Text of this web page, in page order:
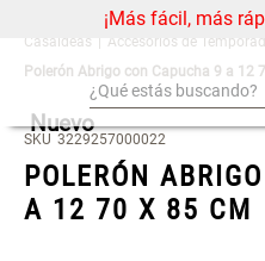
¡Más fácil, más
¿Qué estás
¿Qué estás buscando?
Accesorios de
Polerón Abrigo con Capucha 9 a 12
Nuevo
SKU 3229257000022
POLERÓN
A 12 70 X 85 CM
Organizador
Alfombra
Cojin
Organizador
Alfombra
Cojin